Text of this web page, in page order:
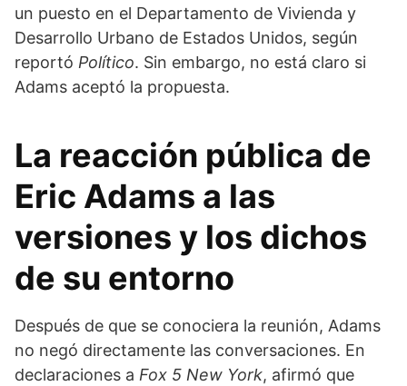
un puesto en el Departamento de Vivienda y
Desarrollo Urbano de Estados Unidos, según
reportó Político. Sin embargo, no está claro si
Adams aceptó la propuesta.
La reacción pública de
Eric Adams a las
versiones y los dichos
de su entorno
Después de que se conociera la reunión, Adams
no negó directamente las conversaciones. En
declaraciones a Fox 5 New York, afirmó que